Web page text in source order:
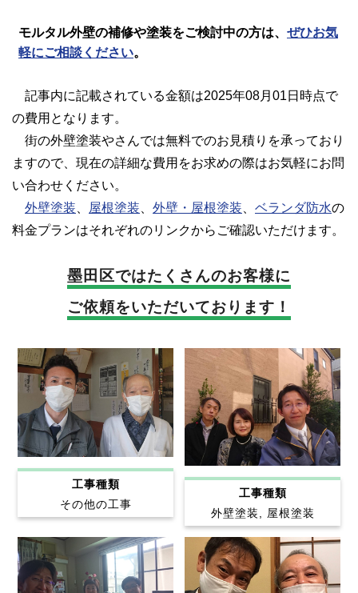
モルタル外壁の補修や塗装をご検討中の方は、 ぜひお気
軽にご相談ください。
記事内に記載されている金額は2025年08月01日時点で
の費用となります。
街の外壁塗装やさんでは無料でのお見積りを承っており
ますので、現在の詳細な費用をお求めの際はお気軽にお問
い合わせください。
外壁塗装、 屋根塗装、 外壁・屋根塗装、 ベランダ防水の
料金プランはそれぞれのリンクからご確認いただけます。
墨田区ではたくさんのお客様に
ご依頼をいただいております！
工事種類
その他の工事
工事種類
外壁塗装, 屋根塗装